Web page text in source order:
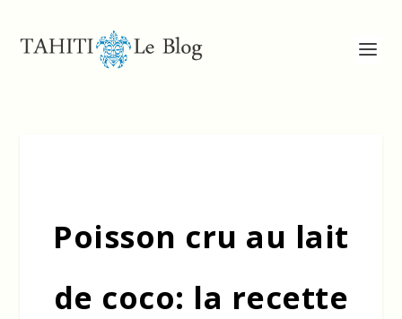
Poisson cru au lait
de coco: la recette